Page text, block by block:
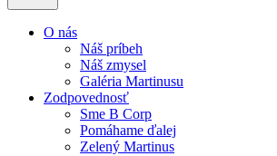
O nás
Náš príbeh
Náš zmysel
Galéria Martinusu
Zodpovednosť
Sme B Corp
Pomáhame ďalej
Zelený Martinus